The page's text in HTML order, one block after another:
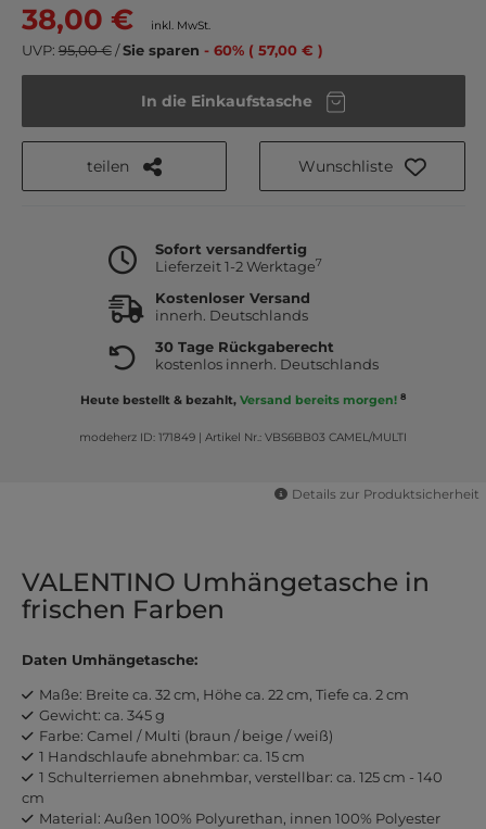
38,00 € inkl. MwSt.
UVP: 95,00 €/Sie sparen - 60% ( 57,00 € )
In die Einkaufstasche
teilen Wunschliste
Sofort versandfertig
Lieferzeit 1-2 Werktage7
Kostenloser Versand
innerh. Deutschlands
30 Tage Rückgaberecht
kostenlos innerh. Deutschlands
Heute bestellt & bezahlt, Versand bereits morgen! 8
modeherz ID: 171849 Artikel Nr.: VBS6BB03 CAMEL/MULTI
Details zur Produktsicherheit
VALENTINO Umhängetasche in
frischen Farben
Daten Umhängetasche:
Maße: Breite ca. 32 cm, Höhe ca. 22 cm, Tiefe ca. 2 cm
Gewicht: ca. 345 g
Farbe: Camel / Multi (braun / beige / weiß)
1 Handschlaufe abnehmbar: ca. 15 cm
1 Schulterriemen abnehmbar, verstellbar: ca. 125 cm - 140
cm
Material: Außen 100% Polyurethan, innen 100% Polyester